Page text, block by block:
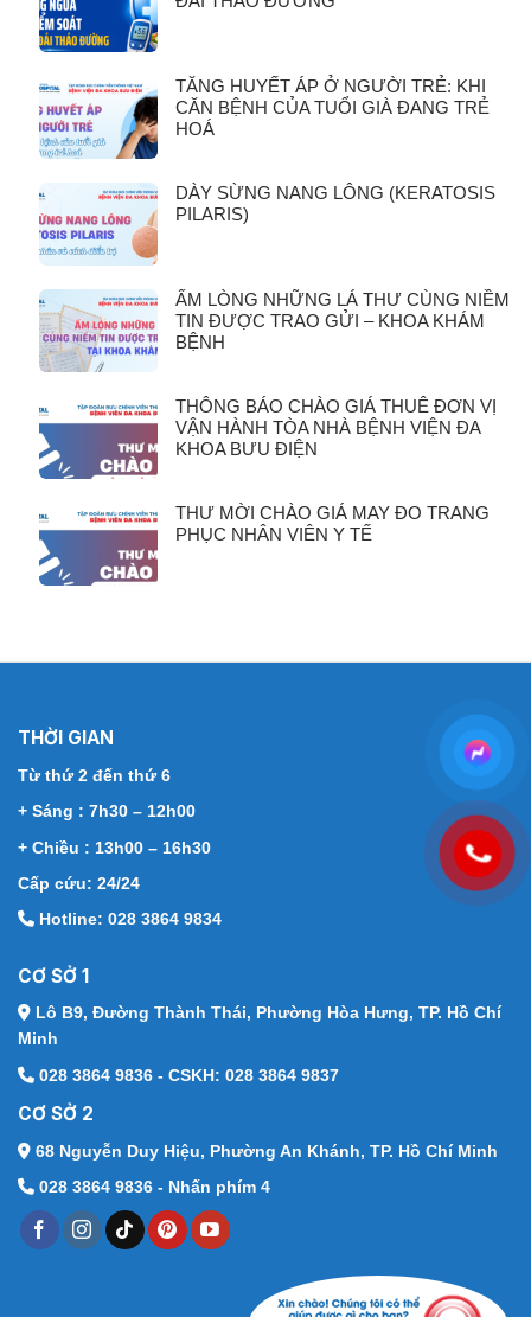
TĂNG HUYẾT ÁP Ở NGƯỜI TRẺ: KHI
CĂN BỆNH CỦA TUỔI GIÀ ĐANG TRẺ
HOÁ
DÀY SỪNG NANG LÔNG (KERATOSIS
PILARIS)
ẤM LÒNG NHỮNG LÁ THƯ CÙNG NIỀM
TIN ĐƯỢC TRAO GỬI – KHOA KHÁM
BỆNH
THÔNG BÁO CHÀO GIÁ THUÊ ĐƠN VỊ
VẬN HÀNH TÒA NHÀ BỆNH VIỆN ĐA
KHOA BƯU ĐIỆN
THƯ MỜI CHÀO GIÁ MAY ĐO TRANG
PHỤC NHÂN VIÊN Y TẾ
THỜI GIAN
Từ thứ 2 đến thứ 6
+ Sáng : 7h30 – 12h00
+ Chiều : 13h00 – 16h30
Cấp cứu: 24/24
Hotline: 028 3864 9834
CƠ SỞ 1
Lô B9, Đường Thành Thái, Phường Hòa Hưng, TP. Hồ Chí
Minh
028 3864 9836 - CSKH: 028 3864 9837
CƠ SỞ 2
68 Nguyễn Duy Hiệu, Phường An Khánh, TP. Hồ Chí Minh
028 3864 9836 - Nhấn phím 4